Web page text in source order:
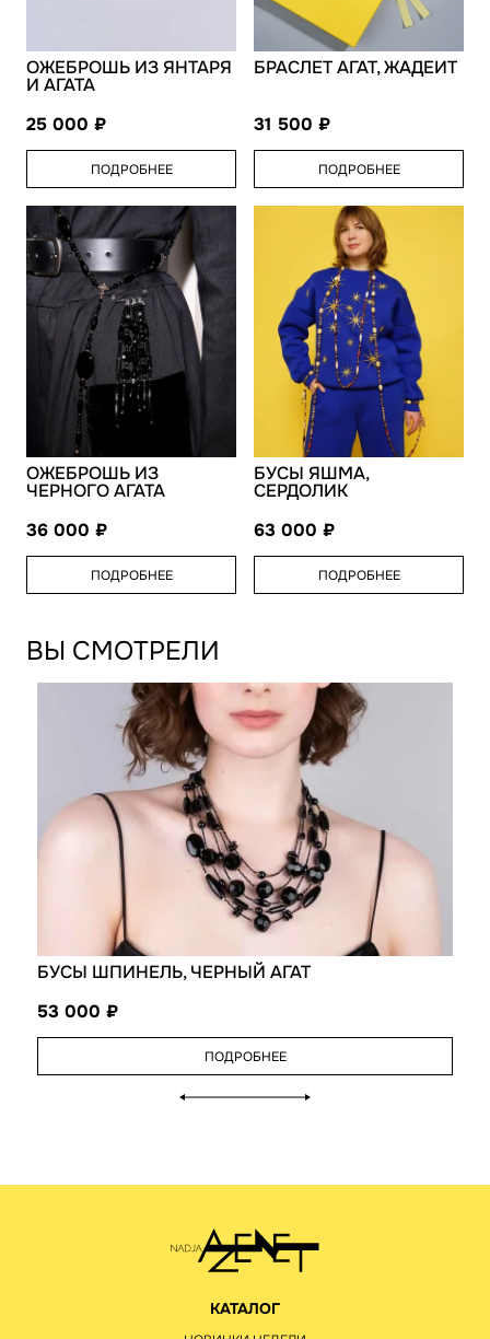
ОЖЕБРОШЬ ИЗ ЯНТАРЯ
И АГАТА
25 000
ПОДРОБНЕЕ
БРАСЛЕТ АГАТ, ЖАДЕИТ
31 500
ПОДРОБНЕЕ
ОЖЕБРОШЬ ИЗ
ЧЕРНОГО АГАТА
36 000
ПОДРОБНЕЕ
БУСЫ ЯШМА,
СЕРДОЛИК
63 000
ПОДРОБНЕЕ
ВЫ СМОТРЕЛИ
БУСЫ ШПИНЕЛЬ, ЧЕРНЫЙ АГАТ
53 000
ПОДРОБНЕЕ
КАТАЛОГ